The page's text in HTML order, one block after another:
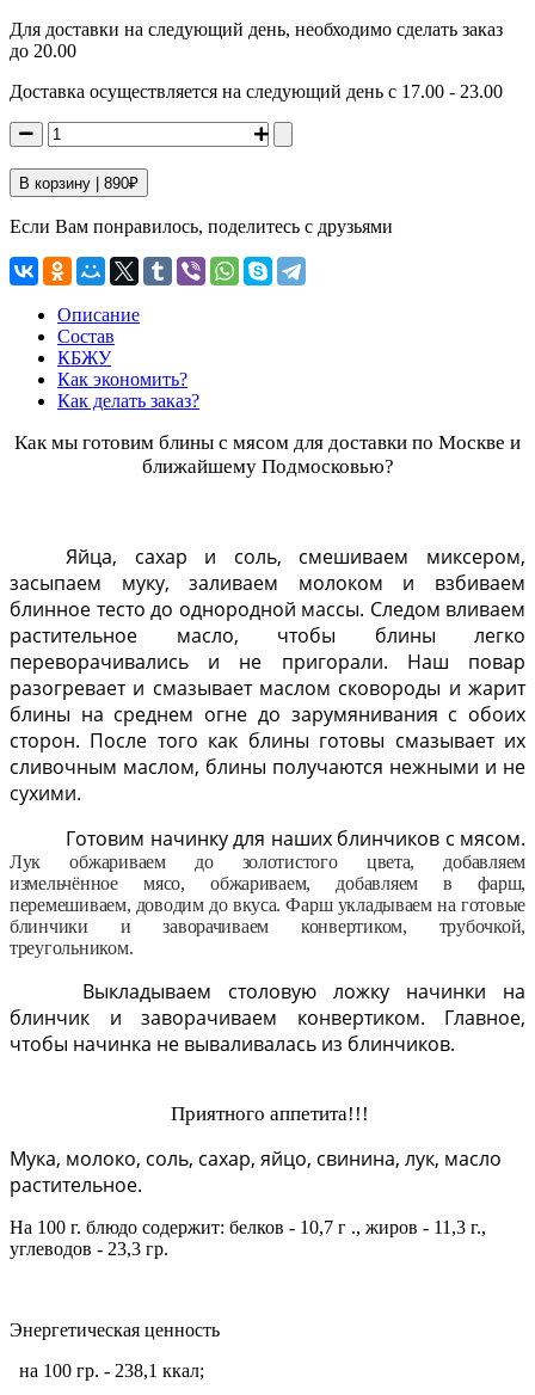
Для доставки на следующий день, необходимо сделать заказ
до 20.00
Доставка осуществляется на следующий день с 17.00 - 23.00
В корзину | 890₽
Если Вам понравилось, поделитесь с друзьями
Описание
Состав
КБЖУ
Как экономить?
Как делать заказ?
Как мы готовим блины с мясом для доставки по Москве и
ближайшему Подмосковью?
Яйца, сахар и соль, смешиваем миксером,
засыпаем муку, заливаем молоком и взбиваем
блинное тесто до однородной массы. Следом вливаем
растительное масло, чтобы блины легко
переворачивались и не пригорали. Наш повар
разогревает и смазывает маслом сковороды и жарит
блины на среднем огне до зарумянивания с обоих
сторон. После того как блины готовы смазывает их
сливочным маслом, блины получаются нежными и не
сухими.
Готовим начинку для наших блинчиков с мясом.
Лук обжариваем до золотистого цвета, добавляем
измельчённоемясо, обжариваем, добавляем в фарш,
перемешиваем, доводим до вкуса.Фарш укладываем на готовые
блинчики и заворачиваем конвертиком, трубочкой,
треугольником.
Выкладываем столовую ложку начинки на
блинчик и заворачиваем конвертиком. Главное,
чтобы начинка не вываливалась из блинчиков.
Приятного аппетита!!!
Мука, молоко, соль, сахар, яйцо, свинина, лук, масло
растительное.
На 100 г. блюдо содержит: белков - 10,7 г ., жиров - 11,3 г.,
углеводов - 23,3 гр.
Энергетическая ценность
на 100 гр. - 238,1 ккал;